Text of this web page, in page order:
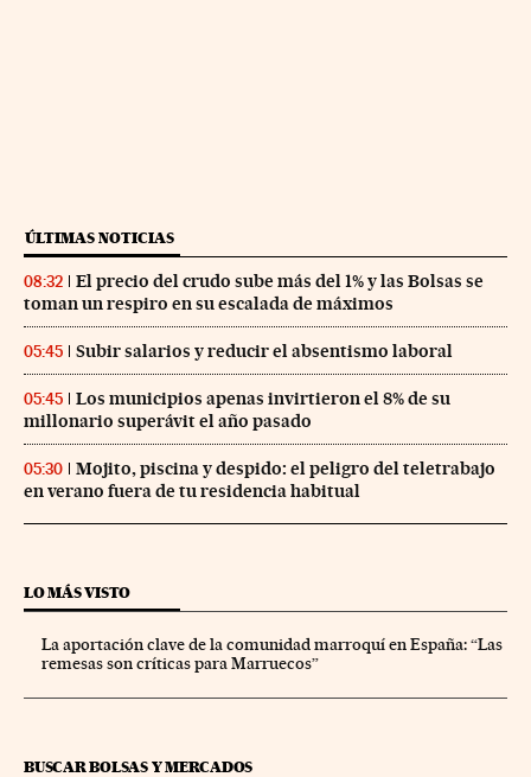
ÚLTIMAS NOTICIAS
08:32
El precio del crudo sube más del 1% y las Bolsas se
toman un respiro en su escalada de máximos
05:45 Subir salarios y reducir el absentismo laboral
05:45
Los municipios apenas invirtieron el 8% de su
millonario superávit el año pasado
05:30
Mojito, piscina y despido: el peligro del teletrabajo
en verano fuera de tu residencia habitual
LO MÁS VISTO
La aportación clave de la comunidad marroquí en España: “Las
remesas son críticas para Marruecos”
BUSCAR BOLSAS Y MERCADOS